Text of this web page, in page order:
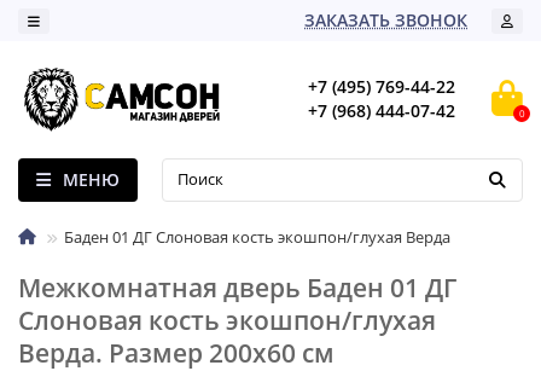
ЗАКАЗАТЬ ЗВОНОК
+7 (495) 769-44-22
+7 (968) 444-07-42
0
МЕНЮ
Баден 01 ДГ Слоновая кость экошпон/глухая Верда
Межкомнатная дверь Баден 01 ДГ
Слоновая кость экошпон/глухая
Верда. Размер 200x60 см